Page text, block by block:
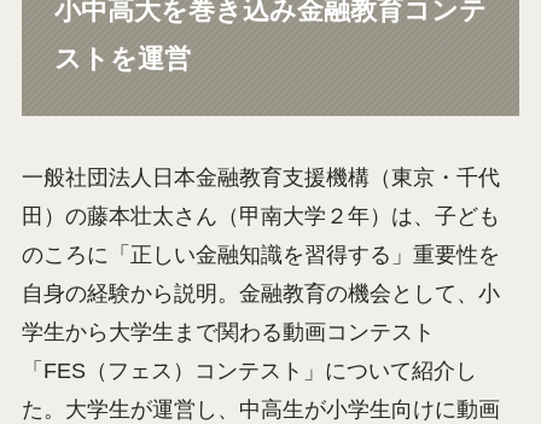
小中高大を巻き込み金融教育コンテ
ストを運営
一般社団法人日本金融教育支援機構（東京・千代
田）の藤本壮太さん（甲南大学２年）は、子ども
のころに「正しい金融知識を習得する」重要性を
自身の経験から説明。金融教育の機会として、小
学生から大学生まで関わる動画コンテスト
「FES（フェス）コンテスト」について紹介し
た。大学生が運営し、中高生が小学生向けに動画